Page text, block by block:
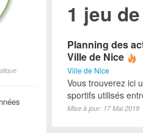
1 jeu
Planning des
Ville de Nice
Ville de Nice
Vous trouverez ici
sportifs utilisés
Mise à jour: 17 Mai 2019